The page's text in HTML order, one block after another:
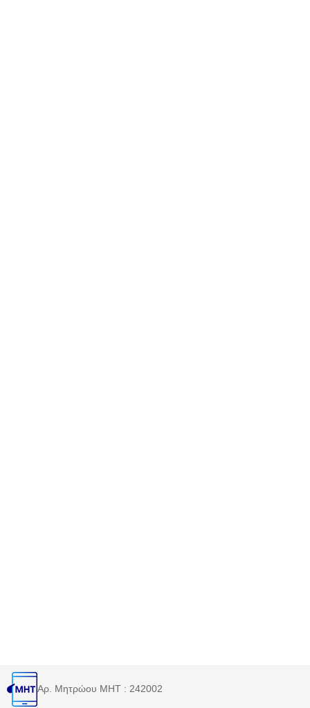
Αρ. Μητρώου MHT : 242002